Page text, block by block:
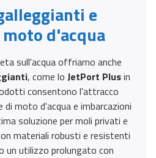
e
d'acqua
sull'acqua offriamo anche
, come lo JetPort Plusin
consentono l'attracco
di moto d'acqua e imbarcazioni
soluzione per moli privati e
materiali robusti e resistenti
un utilizzo prolungato con